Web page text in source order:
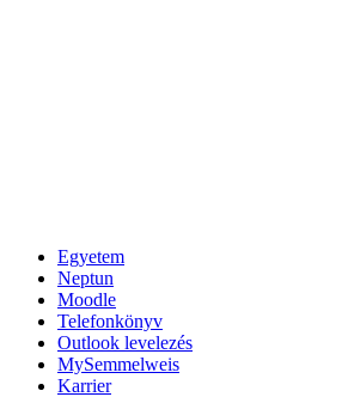
Egyetem
Neptun
Moodle
Telefonkönyv
Outlook levelezés
MySemmelweis
Karrier